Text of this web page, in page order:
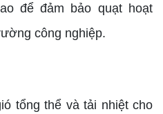
để đảm bảo quạt hoạt
công nghiệp.
tổng thể và tải nhiệt cho